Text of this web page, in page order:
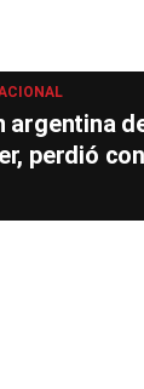
argentina
perdió